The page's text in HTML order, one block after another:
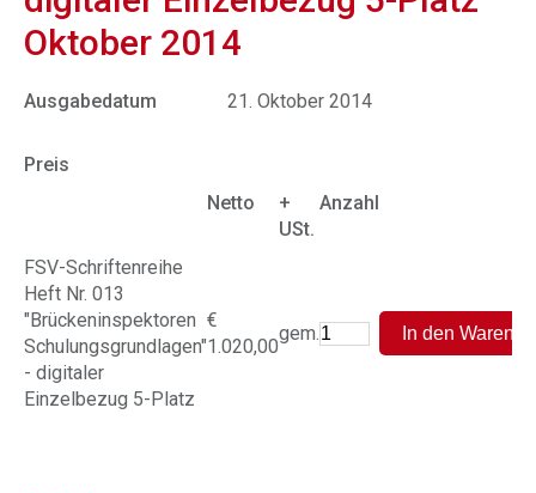
Oktober 2014
Ausgabedatum 21. Oktober 2014
Preis
Netto
+
USt.
Anzahl
FSV-Schriftenreihe
Heft Nr. 013
"Brückeninspektoren
Schulungsgrundlagen"
- digitaler
Einzelbezug 5-Platz
€
1.020,00
gem.